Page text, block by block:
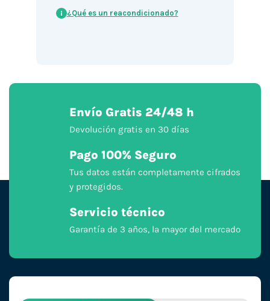
i ¿Qué es un reacondicionado?
Envío Gratis 24/48 h
Devolución gratis en 30 días
Pago 100% Seguro
Tus datos están completamente cifrados
y protegidos.
Servicio técnico
Garantía de 3 años, la mayor del mercado